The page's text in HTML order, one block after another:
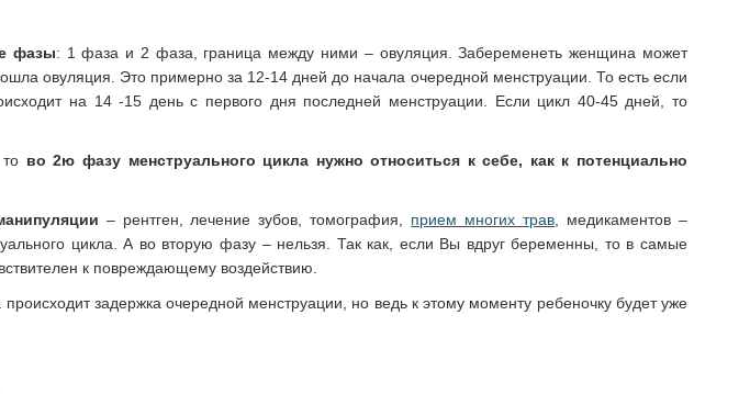
фазы: 1 фаза и 2 фаза, граница между ними – овуляция. Забеременеть женщина может
овуляция. Это примерно за 12-14 дней до начала очередной менструации. То есть если
на 14 -15 день с первого дня последней менструации. Если цикл 40-45 дней, то
во 2ю фазу менструального цикла нужно относиться к себе, как к потенциально
– рентген, лечение зубов, томография, прием многих трав , медикаментов –
цикла. А во вторую фазу – нельзя. Так как, если Вы вдруг беременны, то в самые
к повреждающему воздействию.
задержка очередной менструации, но ведь к этому моменту ребеночку будет уже